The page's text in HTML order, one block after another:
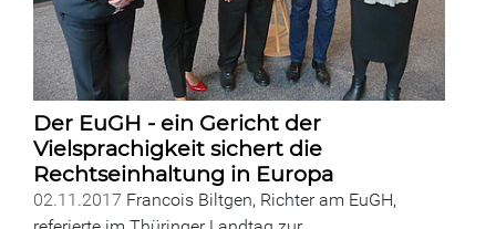
Der EuGH - ein Gericht der
Vielsprachigkeit sichert die
Rechtseinhaltung in Europa
02.11.2017 Francois Biltgen, Richter am EuGH,